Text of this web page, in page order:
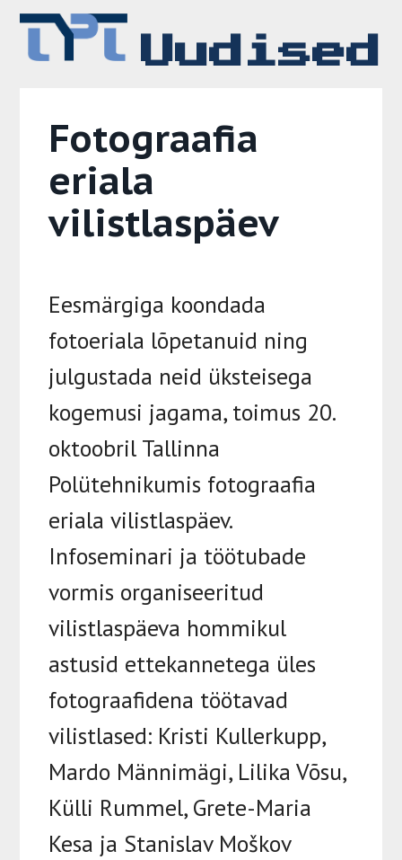
Skip
content
Uudised
Fotograafia
eriala
vilistlaspäev
Eesmärgiga koondada
fotoeriala lõpetanuid ning
julgustada neid üksteisega
kogemusi jagama, toimus 20.
oktoobril Tallinna
Polütehnikumis fotograafia
eriala vilistlaspäev.
Infoseminari ja töötubade
vormis organiseeritud
vilistlaspäeva hommikul
astusid ettekannetega üles
fotograafidena töötavad
vilistlased: Kristi Kullerkupp,
Mardo Männimägi, Lilika Võsu,
Külli Rummel, Grete-Maria
Kesa ja Stanislav Moškov